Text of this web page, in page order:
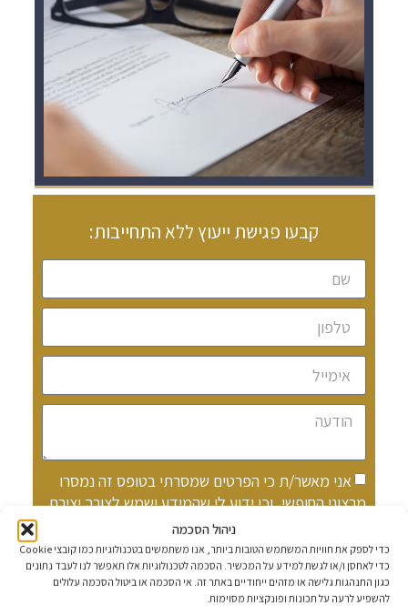
ניהול הסכמה
כדי לספק את חוויות המשתמש הטובות ביותר, אנו משתמשים בטכנולוגיות כמו קובצי Cookie
כדי לאחסן ו/או לגשת למידע על המכשיר. הסכמה לטכנולוגיות אלו תאפשר לנו לעבד נתונים
כגון התנהגות גלישה או מזהים ייחודיים באתר זה. אי הסכמה או ביטול הסכמה עלולים
להשפיע לרעה על תכונות ופונקציות מסוימות.
קבעו פגישת ייעוץ ללא התחייבות:
אני מאשר/ת כי הפרטים שמסרתי בטופס זה נמסרו
מרצוני החופשי, וכי ידוע לי שהמידע ישמש לצורך יצירת
קשר ומתן מענה לפנייתי, בהתאם ל
של האתר.